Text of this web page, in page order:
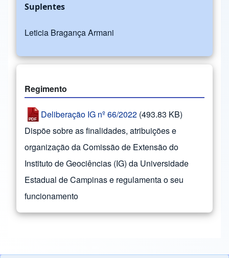
Suplentes
Leticia Bragança Armani
Regimento
Deliberação IG nº 66/2022 (493.83 KB)
Dispõe sobre as finalidades, atribuições e
organização da Comissão de Extensão do
Instituto de Geociências (IG) da Universidade
Estadual de Campinas e regulamenta o seu
funcionamento